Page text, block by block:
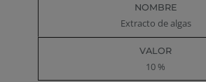
Valor
Extracto de algas
10 %